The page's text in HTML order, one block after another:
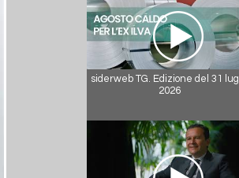
siderweb TG. Edizione del 31
2026